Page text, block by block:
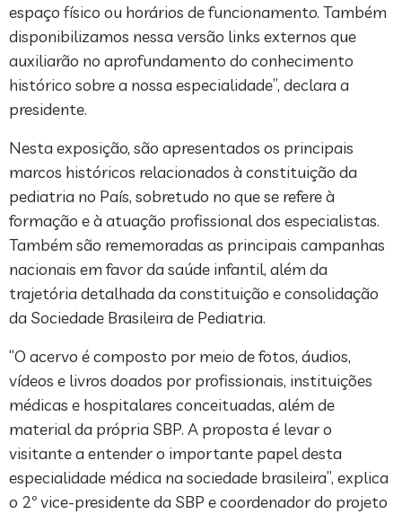
espaço físico ou horários de funcionamento. Também
disponibilizamos nessa versão links externos que
auxiliarão no aprofundamento do conhecimento
histórico sobre a nossa especialidade”, declara a
presidente.
Nesta exposição, são apresentados os principais
marcos históricos relacionados à constituição da
pediatria no País, sobretudo no que se refere à
formação e à atuação profissional dos especialistas.
Também são rememoradas as principais campanhas
nacionais em favor da saúde infantil, além da
trajetória detalhada da constituição e consolidação
da Sociedade Brasileira de Pediatria.
“O acervo é composto por meio de fotos, áudios,
vídeos e livros doados por profissionais, instituições
médicas e hospitalares conceituadas, além de
material da própria SBP. A proposta é levar o
visitante a entender o importante papel desta
especialidade médica na sociedade brasileira”, explica
o 2º vice-presidente da SBP e coordenador do projeto